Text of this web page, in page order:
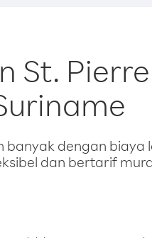
St.
dengan biaya
dan bertarif